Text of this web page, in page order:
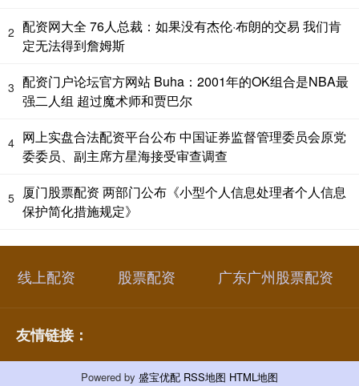
2 配资网大全 76人总裁：如果没有杰伦·布朗的交易 我们肯
定无法得到詹姆斯
3 配资门户论坛官方网站 Buha：2001年的OK组合是NBA最
强二人组 超过魔术师和贾巴尔
4 网上实盘合法配资平台公布 中国证券监督管理委员会原党
委委员、副主席方星海接受审查调查
5 厦门股票配资 两部门公布《小型个人信息处理者个人信息
保护简化措施规定》
线上配资 股票配资 广东广州股票配资
友情链接：
Powered by 盛宝优配 RSS地图 HTML地图